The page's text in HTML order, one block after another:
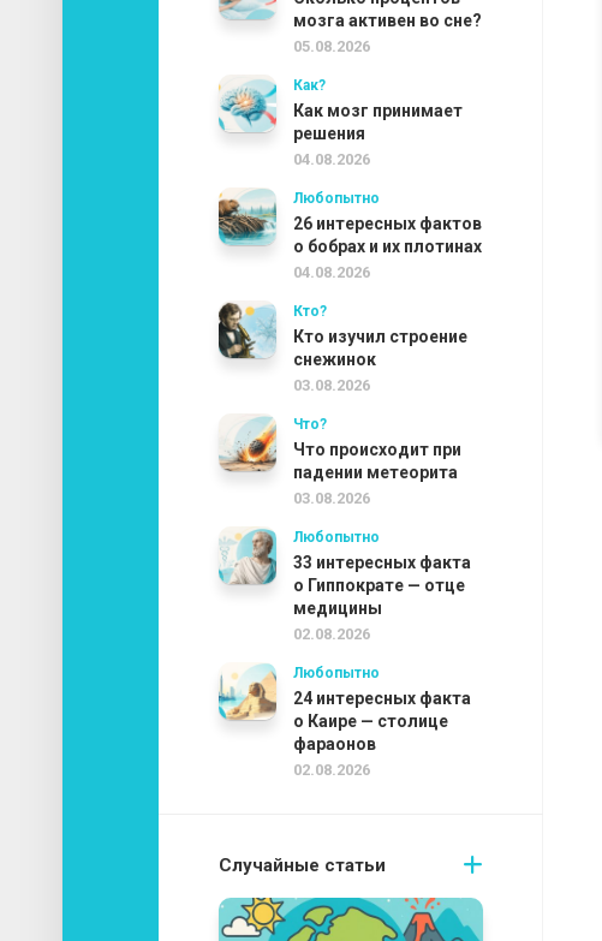
мозга активен во сне?
05.08.2026
Как?
Как мозг принимает
решения
04.08.2026
Любопытно
26 интересных фактов
о бобрах и их плотинах
04.08.2026
Кто?
Кто изучил строение
снежинок
03.08.2026
Что?
Что происходит при
падении метеорита
03.08.2026
Любопытно
33 интересных факта
о Гиппократе — отце
медицины
02.08.2026
Любопытно
24 интересных факта
о Каире — столице
фараонов
02.08.2026
Случайные статьи